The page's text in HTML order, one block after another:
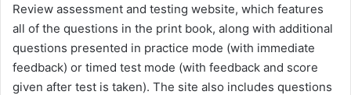
Review assessment and testing website, which features
all of the questions in the print book, along with additional
questions presented in practice mode (with immediate
feedback) or timed test mode (with feedback and score
given after test is taken). The site also includes questions